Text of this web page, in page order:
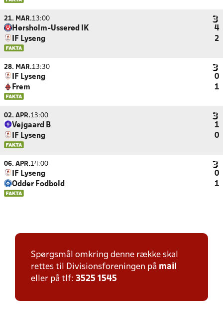
21. MAR.13:00
Hørsholm-Usserød IK
4
IF Lyseng
2
28. MAR.13:30
IF Lyseng
0
Frem
1
02. APR.13:00
Vejgaard B
1
IF Lyseng
0
06. APR.14:00
IF Lyseng
0
Odder Fodbold
1
Spørgsmål omkring denne række skal
rettes til Divisionsforeningen på mail
eller på tlf: 3525 1545